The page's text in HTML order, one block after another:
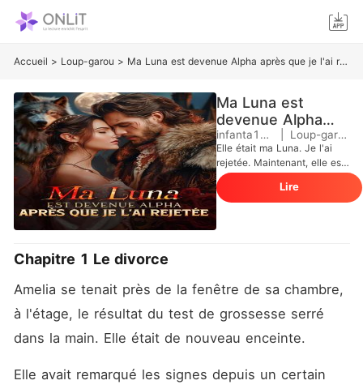
Accueil > Loup-garou > Ma Luna est devenue Alpha après que je l'ai rejetée
Ma Luna est
devenue Alpha
après que je l'ai
rejetée
infanta123 Loup-garou
Elle était ma Luna. Je l'ai
rejetée. Maintenant, elle est
plus forte que jamais et elle
a mon fils. L'univers d'Amelia
s'est effondré le jour où sa
fille est morte et son
déshonorée et accusée
d'avoir empoisonné son
propre enfant, Amelia a été
dépouillée de son titre et
lendemain matin, son corps
inerte a été trouvé à la
Lire
Chapitre 1 Le divorce
Amelia se tenait près de la fenêtre de sa chambre,
à l'étage, le résultat du test de grossesse serré
dans la main. Elle était de nouveau enceinte.
Elle avait remarqué les signes depuis un certain